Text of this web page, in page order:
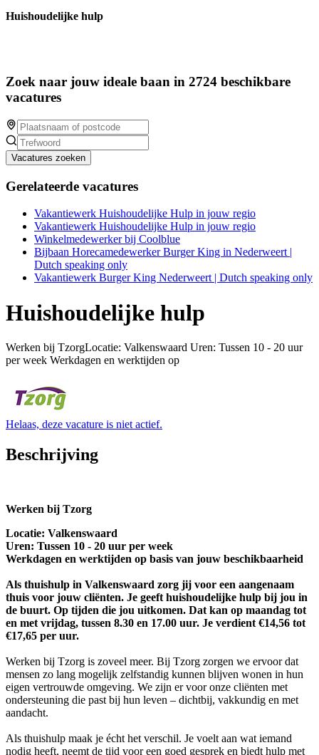
Huishoudelijke hulp
Zoek naar jouw ideale baan in 2724 beschikbare
vacatures
Vacatures zoeken
Gerelateerde vacatures
Vakantiewerk Huishoudelijke Hulp in jouw regio
Vakantiewerk Huishoudelijke Hulp in jouw regio
Winkelmedewerker bij Coolblue
Bijbaan Horecamedewerker Burger King in Nederweert |
Dutch speaking only
Vakantiewerk Burger King Nederweert | Dutch speaking only
Huishoudelijke hulp
Werken bij TzorgLocatie: Valkenswaard Uren: Tussen 10 - 20 uur
per week Werkdagen en werktijden op
Helaas, deze vacature is niet actief.
Beschrijving
Werken bij Tzorg
Locatie: Valkenswaard
Uren: Tussen 10 - 20 uur per week
Werkdagen en werktijden op basis van jouw beschikbaarheid
Als thuishulp in Valkenswaard zorg jij voor een aangenaam
thuis voor jouw cliënten. Je geeft huishoudelijke hulp bij jou in
de buurt. Op tijden die jou uitkomen. Dat kan op maandag tot
en met vrijdag, tussen 8.30 en 17.00 uur. Je verdient €14,56 tot
€17,65 per uur.
Werken bij Tzorg is zoveel meer. Bij Tzorg zorgen we ervoor dat
mensen zo lang mogelijk zelfstandig kunnen blijven wonen in hun
eigen vertrouwde omgeving. We zijn er voor onze cliënten met
ondersteuning die past bij hun leven – dichtbij, vakkundig en met
aandacht.
Als thuishulp maak je écht het verschil. Je voelt aan wat iemand
nodig heeft, neemt de tijd voor een goed gesprek en biedt hulp met